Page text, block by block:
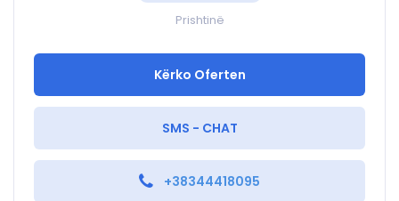
Prishtinë
Kërko Oferten
SMS - CHAT
+38344418095